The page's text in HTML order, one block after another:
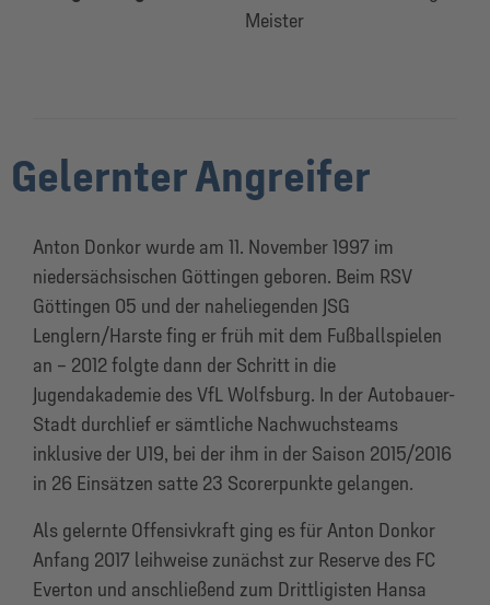
Meister
Gelernter Angreifer
Anton Donkor wurde am 11. November 1997 im
niedersächsischen Göttingen geboren. Beim RSV
Göttingen 05 und der naheliegenden JSG
Lenglern/Harste fing er früh mit dem Fußballspielen
an – 2012 folgte dann der Schritt in die
Jugendakademie des VfL Wolfsburg. In der Autobauer-
Stadt durchlief er sämtliche Nachwuchsteams
inklusive der U19, bei der ihm in der Saison 2015/2016
in 26 Einsätzen satte 23 Scorerpunkte gelangen.
Als gelernte Offensivkraft ging es für Anton Donkor
Anfang 2017 leihweise zunächst zur Reserve des FC
Everton und anschließend zum Drittligisten Hansa